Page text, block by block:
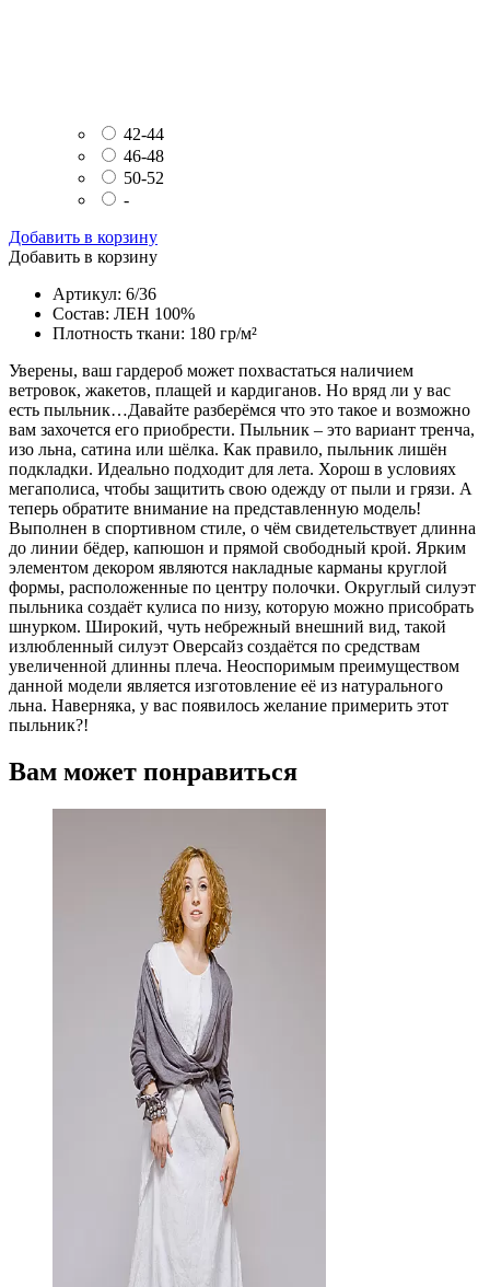
42-44
46-48
50-52
-
Добавить в корзину
Добавить в корзину
Артикул: 6/36
Состав: ЛЕН 100%
Плотность ткани: 180 гр/м²
Уверены, ваш гардероб может похвастаться наличием
ветровок, жакетов, плащей и кардиганов. Но вряд ли у вас
есть пыльник…Давайте разберёмся что это такое и возможно
вам захочется его приобрести. Пыльник – это вариант тренча,
изо льна, сатина или шёлка. Как правило, пыльник лишён
подкладки. Идеально подходит для лета. Хорош в условиях
мегаполиса, чтобы защитить свою одежду от пыли и грязи. А
теперь обратите внимание на представленную модель!
Выполнен в спортивном стиле, о чём свидетельствует длинна
до линии бёдер, капюшон и прямой свободный крой. Ярким
элементом декором являются накладные карманы круглой
формы, расположенные по центру полочки. Округлый силуэт
пыльника создаёт кулиса по низу, которую можно присобрать
шнурком. Широкий, чуть небрежный внешний вид, такой
излюбленный силуэт Оверсайз создаётся по средствам
увеличенной длинны плеча. Неоспоримым преимуществом
данной модели является изготовление её из натурального
льна. Наверняка, у вас появилось желание примерить этот
пыльник?!
Вам может понравиться